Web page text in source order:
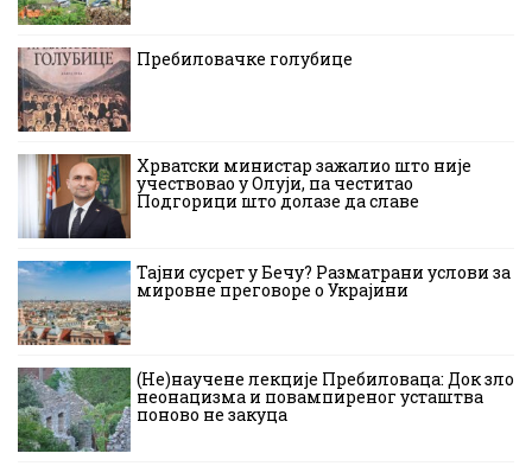
Пребиловачке голубице
Хрватски министар зажалио што није
учествовао у Олуји, па честитао
Подгорици што долазе да славе
Тајни сусрет у Бечу? Разматрани услови за
мировне преговоре о Украјини
(Не)научене лекције Пребиловаца: Док зло
неонацизма и повампиреног усташтва
поново не закуца